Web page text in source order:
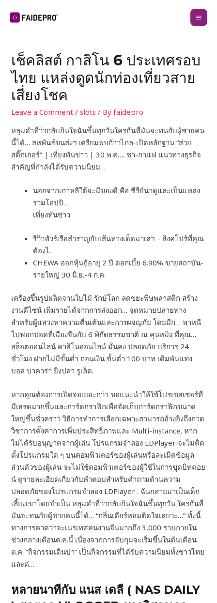
เช็คลิสต์ กาสิโน 6 ประเทศรอบ
ไทย แหล่งดูดนักท่องเที่ยวสาย
เสี่ยงโชค
Leave a Comment /slots / Byfaidepro
หลุมดำที่ว่ากลับกินใจฉันขึ้นทุกวันใครกันที่มันจะทนกับผู้ชายคน
นี้ได้… สหพันธ์ขนส่งฯ เตรียมพบก้าวไกล-เปิดหลักฐาน “ส่วย
สติ๊กเกอร์” | เที่ยงทันข่าว | 30 พ.ค…. ชา-กาแฟ แนวทางธุรกิจ
สำคัญที่กำลังได้รับความนิยม…
นอกจากเกาหลีใต้จะมีของดี คือ ซีรีย์น่าดูและเป็นแหล่ง
รวมโอปป้…
เที่ยงทันข่าว
รีวิวทัวร์เรือสำราญกับเส้นทางเด็ดมาเลฯ – สิงคโปร์ที่คุณ
ต้องไ…
CHEWA ออกหุ้นกู้อายุ 2 ปี ดอกเบี้ย 6.90% ขายสถาบัน-
รายใหญ่ 30 มิ.ย.-4 ก.ค.
เครื่องขึ้นรูปผลิตจานใบไม้ รักษ์โลก ลดขยะพิษพลาสติก สร้าง
งานดีไซน์ เพิ่มรายได้จากการส่งออก… จุดหมายปลายทาง
สำหรับผู้แสวงหาความตื่นเต้นและการผจญภัย โดยมีก… พาหนี
ไปฟอกปอดที่เมืองจีนกับ 6 พิกัดธรรมชาติ ณ คุนหมิง ที่คุณ…
สล็อตออนไลน์ คาสิโนออนไลน์ มั่นคง ปลอดภัย บริการ 24
ชั่วโมง ฝากไม่มีขั้น​ต่ำ ถอนเงิน ขั้นต่ำ 100 บาท เดิมพันแทง
บอล บาคาร่า ยิงปลา รูเล็ต.
หากคุณต้องการเปิดจอเยอะกว่า ขอแนะนำให้ใช้โปรเซสเซอร์ที่
มีเธรดมากขึ้นและการ์ดกราฟิกเพื่อจัดเก็บการ์ดกราฟิกขนาด
ใหญ่ขึ้นชั่วคราว วิธีการทำการเลือกเฉพาะสามารถอ้างอิงถึงกวด
วิชาการตั้งค่าการเพิ่มประสิทธิภาพและ Multi-instance. หาก
ไม่ได้รับอนุญาตจากผู้เล่น โปรแกรมจำลอง LDPlayer จะไม่ติด
ตั้งโปรแกรมใด ๆ บนคอมพิวเตอร์ของผู้เล่นหรือละเมิดข้อมูล
ส่วนตัวของผู้เล่น จะไม่ใช้คอมพิวเตอร์ของผู้ใช้ในการขุดบิทคอย
น์ ดูรายละเอียดเกี่ยวกับคำตอบสำหรับคำถามด้านความ
ปลอดภัยของโปรแกรมจำลอง LDPlayer . ฉันกลายมาเป็นเด็ก
เลี้ยงเขาโดยจำเป็น หลุมดำที่ว่ากลับกินใจฉันขึ้นทุกวัน ใครกันที่
มันจะทนกับผู้ชายคนนี้ได้… “กลิ่นเดียร์หอมติดใจเลยว่ะ…” ทั้งนี้
ทางการคาดว่าจะเนรเทศคนงานจีนมากถึง 3,000 รายภายใน
ช่วงกลางเดือนต.ค.นี้ เนื่องจากการจับกุมจะเริ่มขึ้นในต้นเดือน
ต.ค. “กิจกรรมเดินป่า” เป็นกิจกรรมที่ได้รับความนิยมทั้งชาวไทย
และต่…
หลายนาทีกับ แนส เดลี ( NAS DAILY